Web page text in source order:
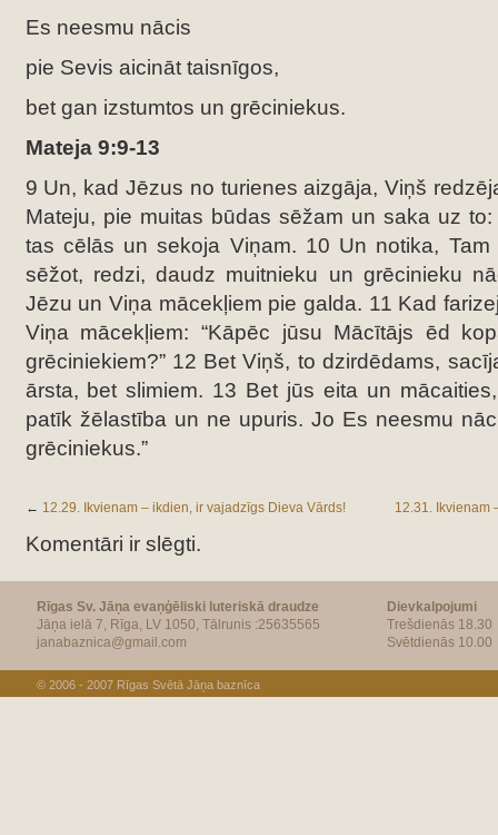
Es neesmu nācis
pie Sevis aicināt taisnīgos,
bet gan izstumtos un grēciniekus.
Mateja 9:9-13
9 Un, kad Jēzus no turienes aizgāja, Viņš
Mateju, pie muitas būdas sēžam un saka uz to:
tas cēlās un sekoja Viņam. 10 Un notika,
sēžot, redzi, daudz muitnieku un grēcinieku
Jēzu un Viņa mācekļiem pie galda. 11 Kad
Viņa mācekļiem: “Kāpēc jūsu Mācītājs ēd
grēciniekiem?” 12 Bet Viņš, to dzirdēdams,
ārsta, bet slimiem. 13 Bet jūs eita un
patīk žēlastība un ne upuris. Jo Es neesmu
grēciniekus.”
← 12.29. Ikvienam – ikdien, ir vajadzīgs Dieva Vārds! 12.31. Ikvienam
Komentāri ir slēgti.
Rīgas Sv. Jāņa evaņģēliski luteriskā draudze
Jāņa ielā 7, Rīga, LV 1050, Tālrunis :25635565
janabaznica@gmail.com
Dievkalpojumi
Trešdienās 18.30
Svētdienās 10.00
© 2006 - 2007 Rīgas Svētā Jāņa baznīca